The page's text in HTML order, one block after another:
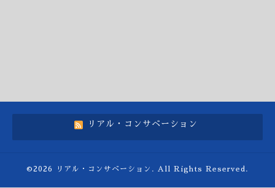
リアル・コンサベーション
©2026 リアル・コンサベーション . All Rights Reserved.